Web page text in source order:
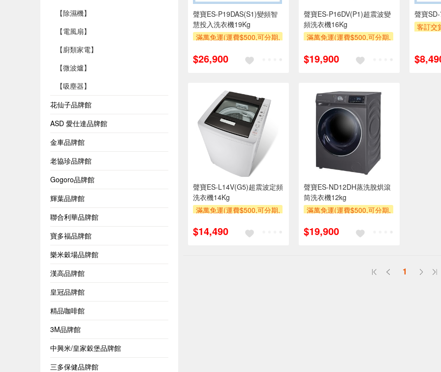
【除濕機】
【電風扇】
【廚類家電】
【微波爐】
【吸塵器】
花仙子品牌館
ASD 愛仕達品牌館
金車品牌館
老協珍品牌館
Gogoro品牌館
輝葉品牌館
聯合利華品牌館
寶多福品牌館
樂米穀場品牌館
漢高品牌館
皇冠品牌館
精品咖啡館
3M品牌館
中興米/皇家穀堡品牌館
三多保健品牌館
聲寶ES-P19DAS(S1)變頻智
慧投入洗衣機19Kg
滿萬免運(運費$500,可分期,
萬元及使用6期以上分期0利
$26,900
聲寶ES-P16DV(P1)超震波變
頻洗衣機16Kg
滿萬免運(運費$500,可分期,
萬元及使用6期以上分期0利
$19,900
聲寶
客訂交
專
聲寶ES-L14V(G5)超震波定頻
洗衣機14Kg
滿萬免運(運費$500,可分期,
萬元及使用6期以上分期0利
$14,490
聲寶ES-ND12DH蒸洗脫烘滾
筒洗衣機12kg
滿萬免運(運費$500,可分期,
萬元及使用6期以上分期0利
$19,900
1